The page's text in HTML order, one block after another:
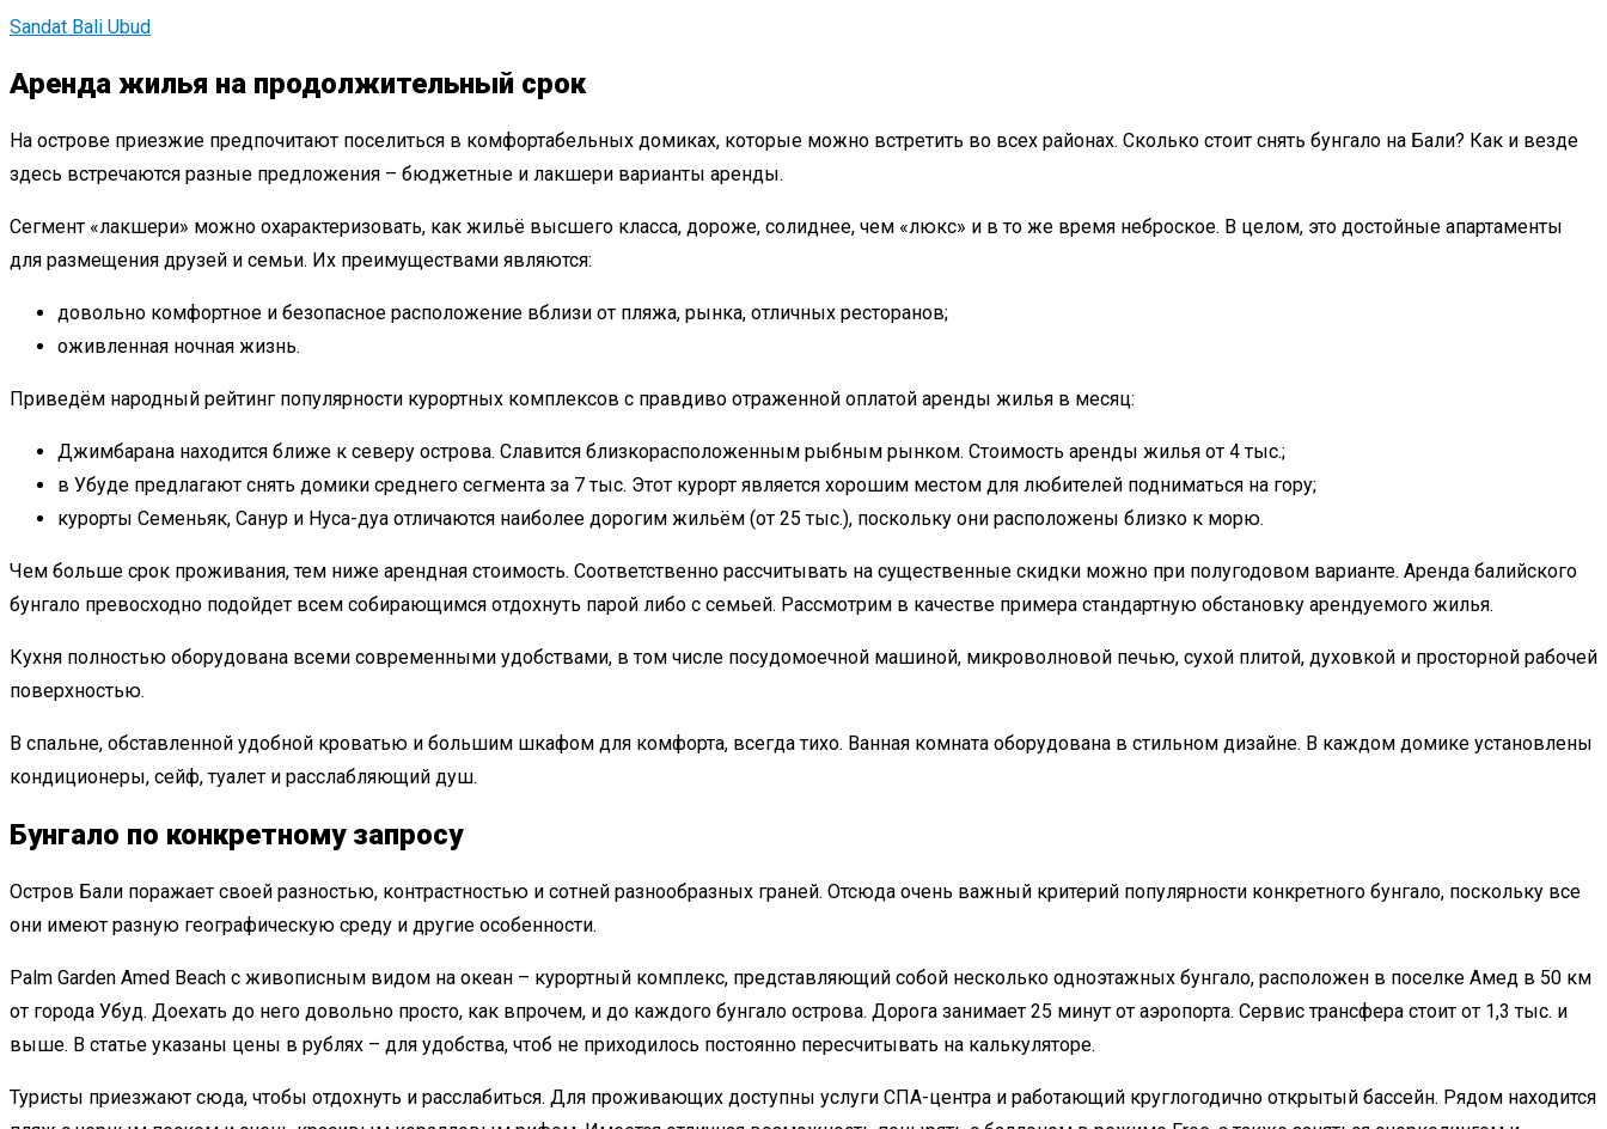
Sandat Bali Ubud
Аренда жилья на продолжительный срок
На острове приезжие предпочитают поселиться в комфортабельных домиках, которые можно встретить во всех районах. Сколько стоит снять бунгало на Бали? Как и везде
здесь встречаются разные предложения – бюджетные и лакшери варианты аренды.
Сегмент «лакшери» можно охарактеризовать, как жильё высшего класса, дороже, солиднее, чем «люкс» и в то же время неброское. В целом, это достойные апартаменты
для размещения друзей и семьи. Их преимуществами являются:
довольно комфортное и безопасное расположение вблизи от пляжа, рынка, отличных ресторанов;
оживленная ночная жизнь.
Приведём народный рейтинг популярности курортных комплексов с правдиво отраженной оплатой аренды жилья в месяц:
Джимбарана находится ближе к северу острова. Славится близкорасположенным рыбным рынком. Стоимость аренды жилья от 4 тыс.;
в Убуде предлагают снять домики среднего сегмента за 7 тыс. Этот курорт является хорошим местом для любителей подниматься на гору;
курорты Семеньяк, Санур и Нуса-дуа отличаются наиболее дорогим жильём (от 25 тыс.), поскольку они расположены близко к морю.
Чем больше срок проживания, тем ниже арендная стоимость. Соответственно рассчитывать на существенные скидки можно при полугодовом варианте. Аренда балийского
бунгало превосходно подойдет всем собирающимся отдохнуть парой либо с семьей. Рассмотрим в качестве примера стандартную обстановку арендуемого жилья.
Кухня полностью оборудована всеми современными удобствами, в том числе посудомоечной машиной, микроволновой печью, сухой плитой, духовкой и просторной рабочей
поверхностью.
В спальне, обставленной удобной кроватью и большим шкафом для комфорта, всегда тихо. Ванная комната оборудована в стильном дизайне. В каждом домике установлены
кондиционеры, сейф, туалет и расслабляющий душ.
Бунгало по конкретному запросу
Остров Бали поражает своей разностью, контрастностью и сотней разнообразных граней. Отсюда очень важный критерий популярности конкретного бунгало, поскольку все
они имеют разную географическую среду и другие особенности.
Palm Garden Amed Beach с живописным видом на океан – курортный комплекс, представляющий собой несколько одноэтажных бунгало, расположен в поселке Амед в 50 км
от города Убуд. Доехать до него довольно просто, как впрочем, и до каждого бунгало острова. Дорога занимает 25 минут от аэропорта. Сервис трансфера стоит от 1,3 тыс. и
выше. В статье указаны цены в рублях – для удобства, чтоб не приходилось постоянно пересчитывать на калькуляторе.
Туристы приезжают сюда, чтобы отдохнуть и расслабиться. Для проживающих доступны услуги СПА-центра и работающий круглогодично открытый бассейн. Рядом находится